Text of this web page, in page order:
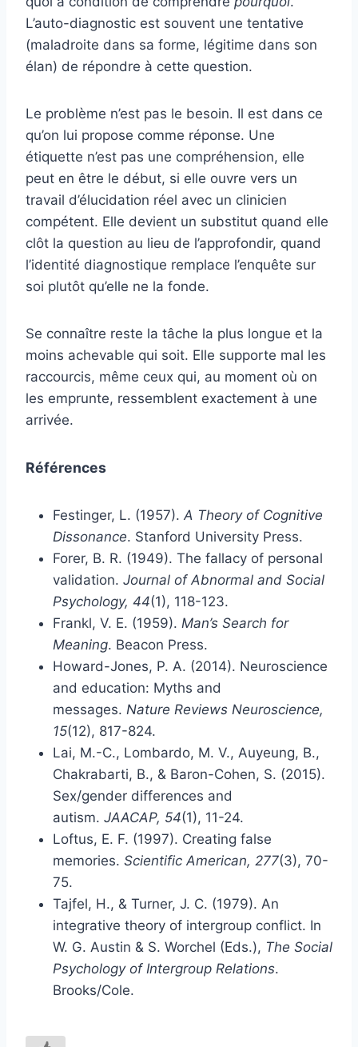
L’auto-diagnostic est souvent une tentative
(maladroite dans sa forme, légitime dans son
élan) de répondre à cette question.
Le problème n’est pas le besoin. Il est dans ce
qu’on lui propose comme réponse. Une
étiquette n’est pas une compréhension, elle
peut en être le début, si elle ouvre vers un
travail d’élucidation réel avec un clinicien
compétent. Elle devient un substitut quand elle
clôt la question au lieu de l’approfondir, quand
l’identité diagnostique remplace l’enquête sur
soi plutôt qu’elle ne la fonde.
Se connaître reste la tâche la plus longue et la
moins achevable qui soit. Elle supporte mal les
raccourcis, même ceux qui, au moment où on
les emprunte, ressemblent exactement à une
arrivée.
Références
Festinger, L. (1957). A Theory of Cognitive
Dissonance. Stanford University Press.
Forer, B. R. (1949). The fallacy of personal
validation. Journal of Abnormal and Social
Psychology, 44(1), 118-123.
Frankl, V. E. (1959). Man’s Search for
Meaning. Beacon Press.
Howard-Jones, P. A. (2014). Neuroscience
and education: Myths and
messages. Nature Reviews Neuroscience,
15(12), 817-824.
Lai, M.-C., Lombardo, M. V., Auyeung, B.,
Chakrabarti, B., & Baron-Cohen, S. (2015).
Sex/gender differences and
autism. JAACAP, 54(1), 11-24.
Loftus, E. F. (1997). Creating false
memories. Scientific American, 277(3), 70-
75.
Tajfel, H., & Turner, J. C. (1979). An
integrative theory of intergroup conflict. In
W. G. Austin & S. Worchel (Eds.), The Social
Psychology of Intergroup Relations.
Brooks/Cole.